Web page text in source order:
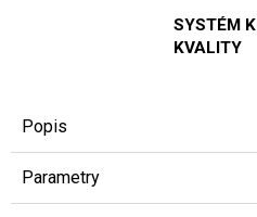
SYSTÉM
KVALITY
Popis
Parametry